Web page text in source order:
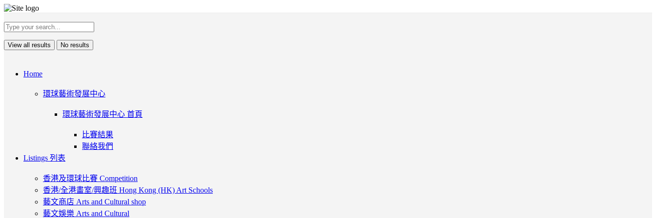
View all results No results
Home
環球藝術發展中心
環球藝術發展中心 首頁
比賽結果
聯絡我們
Listings 列表
香港及環球比賽 Competition
香港/全港畫室/興趣班 Hong Kong (HK) Art Schools
藝文商店 Arts and Cultural shop
藝文娛樂 Arts and Cultural